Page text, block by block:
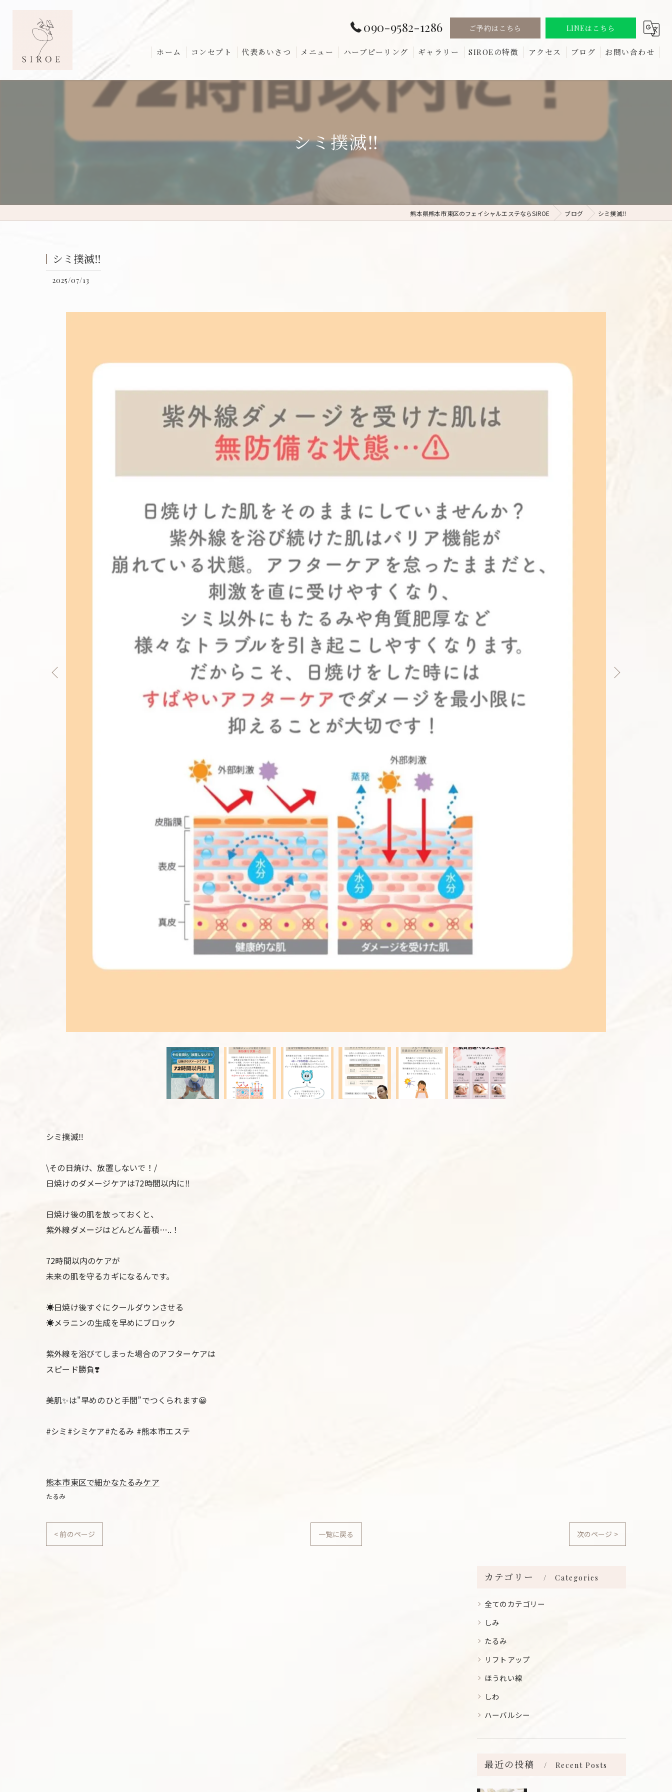
090-9582-1286 ご予約はこちら LINEはこちら
ホーム コンセプト 代表あいさつ メニュー ハーブピーリング ギャラリー
よくある質問
SIROEの特徴
しみ
たるみ
アクセス ブログ お問い合わせ
シミ撲滅‼️
熊本県熊本市東区のフェイシャルエステならSIROE ブログ シミ撲滅‼️
シミ撲滅‼️
2025/07/13
シミ撲滅‼️
\その日焼け、放置しないで！/
日焼けのダメージケアは72時間以内に‼️
日焼け後の肌を放っておくと、
紫外線ダメージはどんどん蓄積…..！
72時間以内のケアが
未来の肌を守るカギになるんです。
☀️日焼け後すぐにクールダウンさせる
☀️メラニンの生成を早めにブロック
紫外線を浴びてしまった場合のアフターケアは
スピード勝負❣️
美肌✨は"早めのひと手間”でつくられます😀
#シミ#シミケア#たるみ #熊本市エステ
熊本市東区で細かなたるみケア
たるみ
< 前のページ 一覧に戻る 次のページ >
カテゴリー Categories
全てのカテゴリー
しみ
たるみ
リフトアップ
ほうれい線
しわ
ハーバルシー
最近の投稿 Recent Posts